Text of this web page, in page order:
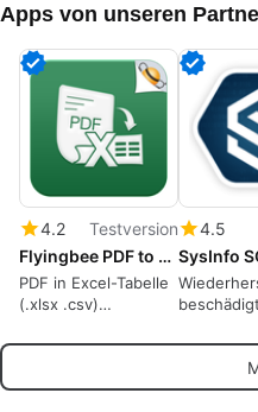
Apps von unseren
4.2
Testversion
Flyingbee PDF to Excel Converter
PDF in Excel-Tabelle
(.xlsx .csv)
offline,
Datenwiederherstellung
4.5
und
verlorener